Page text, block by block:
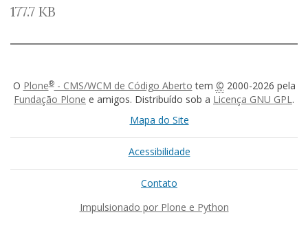
177.7 KB
O Plone®- CMS/WCM de Código Aberto tem © 2000-2026 pela
Fundação Plone e amigos. Distribuído sob a Licença GNU GPL.
Mapa do Site
Acessibilidade
Contato
Impulsionado por Plone e Python